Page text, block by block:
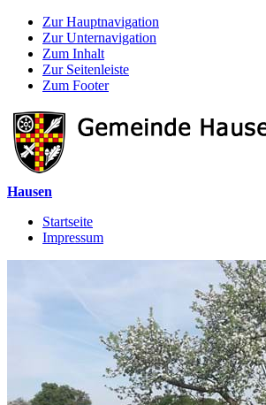
Zur Hauptnavigation
Zur Unternavigation
Zum Inhalt
Zur Seitenleiste
Zum Footer
Hausen
Startseite
Impressum